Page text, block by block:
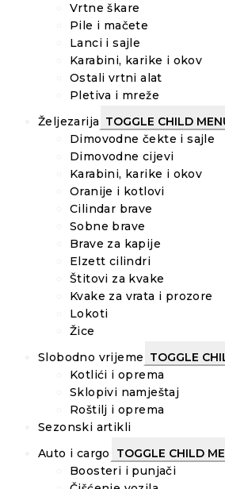
Vrtne škare
Pile i mačete
Lanci i sajle
Karabini, karike i okov
Ostali vrtni alat
Pletiva i mreže
Željezarija TOGGLE CHILD
Dimovodne čekte i sajle
Dimovodne cijevi
Karabini, karike i okov
Oranije i kotlovi
Cilindar brave
Sobne brave
Brave za kapije
Elzett cilindri
Štitovi za kvake
Kvake za vrata i prozore
Lokoti
Žice
Slobodno vrijeme TOGGLE
Kotlići i oprema
Sklopivi namještaj
Roštilj i oprema
Sezonski artikli
Auto i cargo
TOGGLE CHILD
Boosteri i punjači